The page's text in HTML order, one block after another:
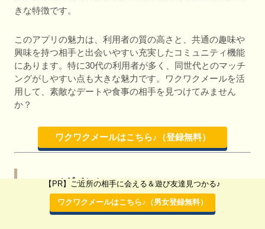
きな特徴です。
このアプリの魅力は、利用者の質の高さと、共通の趣味や
興味を持つ相手と出会いやすい充実したコミュニティ機能
にあります。特に30代の利用者が多く、同世代とのマッチ
ングがしやすい点も大きな魅力です。ワクワクメールを活
用して、素敵なデートや食事の相手を見つけてみません
か？
ワクワクメールはこちら♪（登録無料）
DINE（ダイン）
【PR】ご近所の相手に会える＆遊び友達見つかる♪
ワクワクメールはこちら♪（男女登録無料）